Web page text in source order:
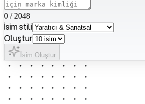
0 / 2048
İsim stili
Oluştur
İsim Oluştur